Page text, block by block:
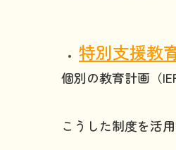
特別支援教
個別の教育計画（
こうした制度を活